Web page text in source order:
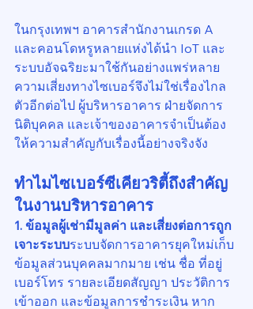
ในกรุงเทพฯ อาคารสำนักงานเกรด A
และคอนโดหรูหลายแห่งได้นำ IoT และ
ระบบอัจฉริยะมาใช้กันอย่างแพร่หลาย
ความเสี่ยงทางไซเบอร์จึงไม่ใช่เรื่องไกล
ตัวอีกต่อไป ผู้บริหารอาคาร ฝ่ายจัดการ
นิติบุคคล และเจ้าของอาคารจำเป็นต้อง
ให้ความสำคัญกับเรื่องนี้อย่างจริงจัง
ทำไมไซเบอร์ซีเคียวริตี้ถึงสำคัญ
ในงานบริหารอาคาร
1. ข้อมูลผู้เช่ามีมูลค่า และเสี่ยงต่อการถูก
เจาะระบบระบบจัดการอาคารยุคใหม่เก็บ
ข้อมูลส่วนบุคคลมากมาย เช่น ชื่อ ที่อยู่
เบอร์โทร รายละเอียดสัญญา ประวัติการ
เข้าออก และข้อมูลการชำระเงิน หาก